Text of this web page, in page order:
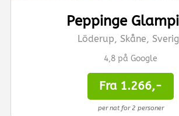
Peppinge
Löderup, Skåne,
4,8 på Google
Fra 1.266,-
per nat for 2 personer